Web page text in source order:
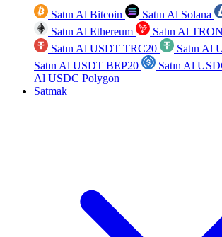
Satın Al Bitcoin Satın Al Solana
Satın Al Ethereum
Satın Al TRON
Satın Al USDT TRC20
Satın Al
Satın Al USDT BEP20
Satın Al
Al USDC Polygon
Satmak